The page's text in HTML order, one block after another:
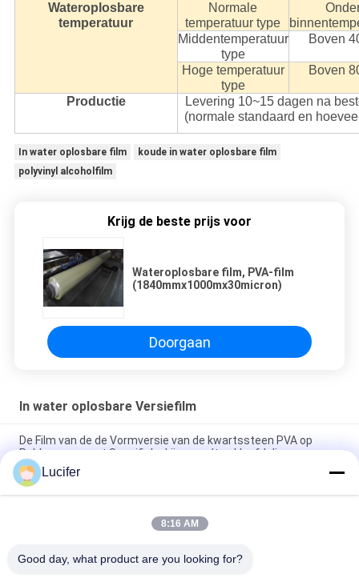
Wateroplosbare
temperatuur
Normale
temperatuur type
Middentemperatuur
type
Boven
Hoge temperatuur
type
Boven
Productie
Levering 10~15 dagen na
(normale standaard en
In water oplosbare film
koude in water oplosbare film
polyvinyl alcoholfilm
Krijg de beste prijs voor
Wateroplosbare film, PVA-film
(1840mmx1000mx30micron)
Doorgaan
In water oplosbare Versiefilm
De Film van de de Vormversie van de kwartssteen PVA op
Rubbervorm met Specifieke Lijm wordt gekleefd die
1850mmx1000mx38micron PVA-afvoerfilm voor
kwartsstenenplaten
1840mmx1000mx30micron PVA wateroplosbare film met
Lucifer
8:16 AM
Good day, what product are you looking for?